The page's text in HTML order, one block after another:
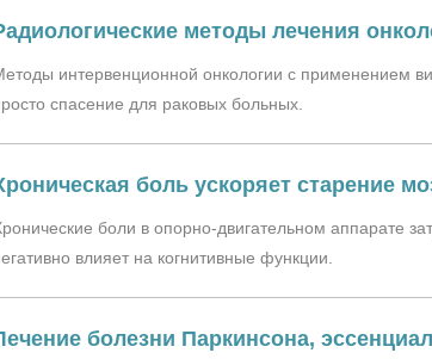
методы лечения
интервенционной онкологии с применением
спасение для раковых больных.
боль ускоряет старение
боли в опорно-двигательном аппарате
влияет на когнитивные функции.
болезни Паркинсона,